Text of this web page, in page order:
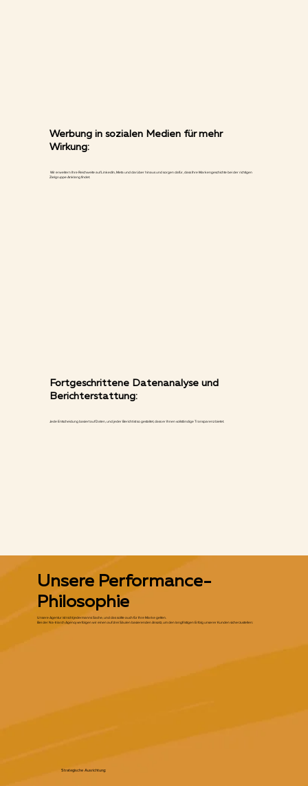
Werbung in sozialen Medien für mehr
Wirkung:
Wir erweitern Ihre Reichweite auf LinkedIn, Meta und darüber hinaus und sorgen dafür, dass Ihre Markengeschichte bei der richtigen
Zielgruppe Anklang findet.
Fortgeschrittene Datenanalyse und
Berichterstattung:
Jede Entscheidung basiert auf Daten, und jeder Bericht ist so gestaltet, dass er Ihnen vollständige Transparenz bietet.
Unsere Performance-
Philosophie
Unsere Agentur ist nicht jedermanns Sache, und das sollte auch für Ihre Marke gelten.
Bei der Na-triarch Agency verfolgen wir einen auf drei Säulen basierenden Ansatz, um den langfristigen Erfolg unserer Kunden sicherzustellen:
Strategische Ausrichtung: